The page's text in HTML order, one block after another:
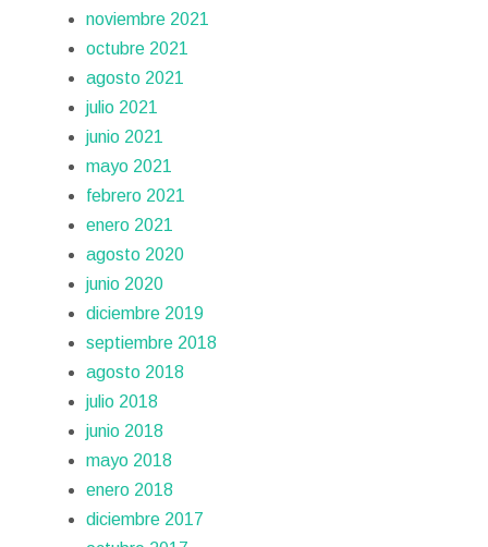
noviembre 2021
octubre 2021
agosto 2021
julio 2021
junio 2021
mayo 2021
febrero 2021
enero 2021
agosto 2020
junio 2020
diciembre 2019
septiembre 2018
agosto 2018
julio 2018
junio 2018
mayo 2018
enero 2018
diciembre 2017